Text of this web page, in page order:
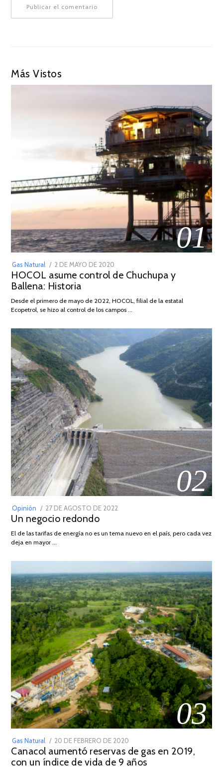
Más Vistos
01
Gas Natural
POSTED
ON
2 DE MAYO DE 2020
DE
2026
HOCOL asume control de Chuchupa y
Ballena: Historia
Desde el primero de mayo de 2022, HOCOL, filial de la estatal
Ecopetrol, se hizo al control de los campos …
02
Opinión
POSTED
ON
27 DE AGOSTO DE 2022
DE
Un negocio redondo
El de las tarifas de energía no es un tema nuevo en el país, pero cada vez
deja en mayor …
03
Gas Natural
POSTED
ON
20 DE FEBRERO DE 2020
DE
JULIO
Canacol aumentó reservas de gas en 2019,
con un índice de vida de 9 años